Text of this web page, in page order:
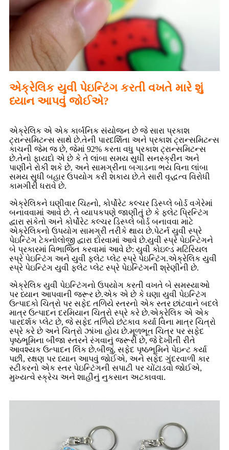
એક્રેલિક યુવી પેઇન્ટિંગ કરતી વખતે મારે શું
ધ્યાન આપવું જોઈએ?
એક્રેલિક એ એક કાર્બનિક સંયોજન છે જે સારા પ્રકાશ
ટ્રાન્સમિટન્સ સાથે છે.તેની પારદર્શિતા અને પ્રકાશ ટ્રાન્સમિટન્સ
કાચની જેમ જ છે, જેમાં 92% કરતા વધુ પ્રકાશ ટ્રાન્સમિટન્સ
છે.તેનો ફાયદો એ છે કે તે લાંબા સમય સુધી સનસ્ક્રીન અને
પાણીને રોકી શકે છે, અને સામગ્રીના બગાડના ભય વિના લાંબા
સમય સુધી બહાર ઉપયોગ કરી શકાય છે.તે સારી વૃદ્ધત્વ વિરોધી
કામગીરી ધરાવે છે.
એક્રેલિકને ઘણીવાર ચિહ્નો, કોર્પોરેટ કલ્ચર ડિસ્પ્લે બોર્ડ વગેરેમાં
બનાવવામાં આવે છે. તે વ્યાપકપણે જાણીતું છે કે ફ્લેટ પ્રિન્ટિંગ
દ્વારા સંકેતો અને કોર્પોરેટ કલ્ચર ડિસ્પ્લે બોર્ડ બનાવવા માટે
એક્રેલિકનો ઉપયોગ સામગ્રી તરીકે થાય છે.પેટર્ન યુવી સ્પ્રે
પેઇન્ટિંગ ટેકનોલોજી દ્વારા દોરવામાં આવે છે.યુવી સ્પ્રે પેઇન્ટિંગને
બે પ્રકારમાં વિભાજિત કરવામાં આવે છે: યુવી કોઇલ્ડ મટિરિયલ
સ્પ્રે પેઇન્ટિંગ અને યુવી ફ્લેટ પ્લેટ સ્પ્રે પેઇન્ટિંગ.એક્રેલિક યુવી
સ્પ્રે પેઇન્ટિંગ યુવી ફ્લેટ પ્લેટ સ્પ્રે પેઇન્ટિંગની શ્રેણીની છે.
એક્રેલિક યુવી પેઇન્ટિંગનો ઉપયોગ કરતી વખતે બે સમસ્યાઓ
પર ધ્યાન આપવાની જરૂર છે.એક એ છે કે ઘણા યુવી પેઇન્ટિંગ
ઉત્પાદકો ચિત્રો પર સફેદ તળિયે સ્તરનો એક સ્તર છાંટવાને બદલે
માત્ર ઉત્પાદન દરમિયાન ચિત્રો સ્પ્રે કરે છે.એક્રેલિક એ એક
પારદર્શક પ્લેટ છે, જે સફેદ તળિયે છંટકાવ કર્યા વિના માત્ર ચિત્રો
સ્પ્રે કરે છે અને ચિત્રો ઝાંખા હોય છે.મૂળભૂત ચિત્ર પર સફેદ
પૃષ્ઠભૂમિના બીજા સ્તરને રંગવાનું જરૂરી છે, જે દેખીતી રીતે
આવશ્યક ઉત્પાદન લિંક છે.બીજું, સફેદ પૃષ્ઠભૂમિને પેઇન્ટ કર્યા
પછી, રક્ષણ પર ધ્યાન આપવું જોઈએ, અને સફેદ ગુંદરવાળી કાર
સ્ટીકરનો એક સ્તર પેઇન્ટિંગની સપાટી પર ચોંટાડવો જોઈએ,
મુખ્યત્વે સ્ક્રેચ અને શાહીનું નુકસાન અટકાવવા.